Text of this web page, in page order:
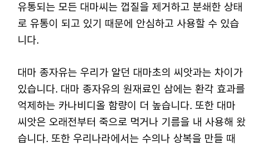
유통되는 모든 대마씨는 껍질을 제거하고 분쇄한 상태
로 유통이 되고 있기 때문에 안심하고 사용할 수 있습
니다.
대마 종자유는 우리가 알던 대마초의 씨앗과는 차이가
있습니다. 대마 종자유의 원재료인 삼에는 환각 효과를
억제하는 카나비디올 함량이 더 높습니다. 또한 대마
씨앗은 오래전부터 죽으로 먹거나 기름을 내 사용해 왔
습니다. 또한 우리나라에서는 수의나 상복을 만들 때